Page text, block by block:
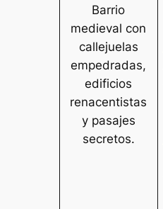
Barrio
medieval con
callejuelas
empedradas,
edificios
renacentistas
y pasajes
secretos.